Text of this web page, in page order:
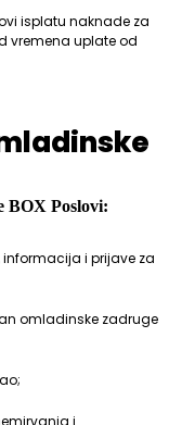
isplatu naknade za
vremena uplate od
BOX Poslovi:
i prijave za
omladinske zadruge
i